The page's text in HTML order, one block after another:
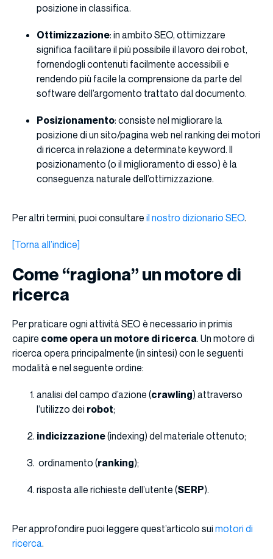
posizione in classifica.
Ottimizzazione: in ambito SEO, ottimizzare
significa facilitare il più possibile il lavoro dei robot,
fornendogli contenuti facilmente accessibili e
rendendo più facile la comprensione da parte del
software dell’argomento trattato dal documento.
Posizionamento: consiste nel migliorare la
posizione di un sito/pagina web nel ranking dei motori
di ricerca in relazione a determinate keyword. Il
posizionamento (o il miglioramento di esso) è la
conseguenza naturale dell’ottimizzazione.
Per altri termini, puoi consultare il nostro dizionario SEO.
[Torna all’indice]
Come “ragiona” un motore di
ricerca
Per praticare ogni attività SEO è necessario in primis
capire come opera un motore di ricerca. Un motore di
ricerca opera principalmente (in sintesi) con le seguenti
modalità e nel seguente ordine:
analisi del campo d’azione (crawling) attraverso
l’utilizzo dei robot;
indicizzazione(indexing) del materiale ottenuto;
ordinamento (ranking);
risposta alle richieste dell’utente (SERP).
Per approfondire puoi leggere quest’articolo sui motori di
ricerca.